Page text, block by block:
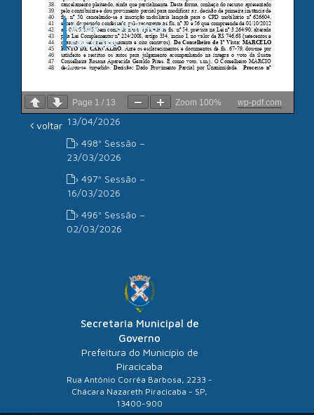
Page 1 / 13 Zoom 100% wp-pdf.com
voltar
Atas - Últimas
sessões
› 500ª Sessão –
› 499ª Sessão –
13/04/2026
› 498ª Sessão –
23/03/2026
› 497ª Sessão –
16/03/2026
› 496ª Sessão –
02/03/2026
Secretaria Municipal de
Governo
Prefeitura do Município de
Piracicaba
Rua Antônio Corrêa Barbosa, 2233 -
Chácara Nazareth Piracicaba - SP,
13400-900